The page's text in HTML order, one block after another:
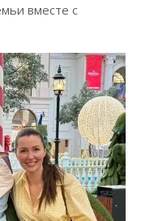
вместе с